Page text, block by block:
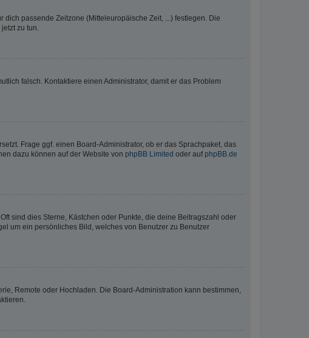
passende Zeitzone (Mitteleuropäische Zeit, ...) festlegen. Die
zu tun.
falsch. Kontaktiere einen Administrator, damit er das Problem
Frage ggf. einen Board-Administrator, ob er das Sprachpaket, das
dazu können auf der Website von phpBB Limited oder auf phpBB.de
sind dies Sterne, Kästchen oder Punkte, die deine Beitragszahl oder
um ein persönliches Bild, welches von Benutzer zu Benutzer
Remote oder Hochladen. Die Board-Administration kann bestimmen,